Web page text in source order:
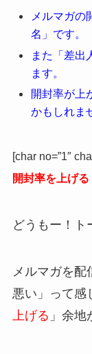
メルマガの
名」です。
また「差出
ます。
開封率が上
かもしれま
[char no=”1″
開封率を上げる
どうもー！ト
メルマガを
悪い」って感
上げる 」余地